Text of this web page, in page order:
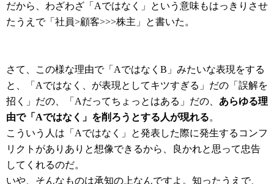
だから、わざわざ「Aではなく」という意味もはっきりさせ
たうえで「社員>顧客>>>株主」と書いた。
さて、この様な理由で「AではなくB」みたいな表現をする
と、「Aではなく、が表現としてキツすぎる」だの「誤解を
招く」だの、「Aだってちょっとはある」だの、 あらゆる理
由で「Aではなく」を削ろうとする人が現れる。
こういう人は「Aではなく」と発表した際に発生するコンフ
リクトがありありと想像できるから、良かれと思って忠告
してくれるのだ。
いや、そんなものは承知の上なんですよ。知ったうえで、